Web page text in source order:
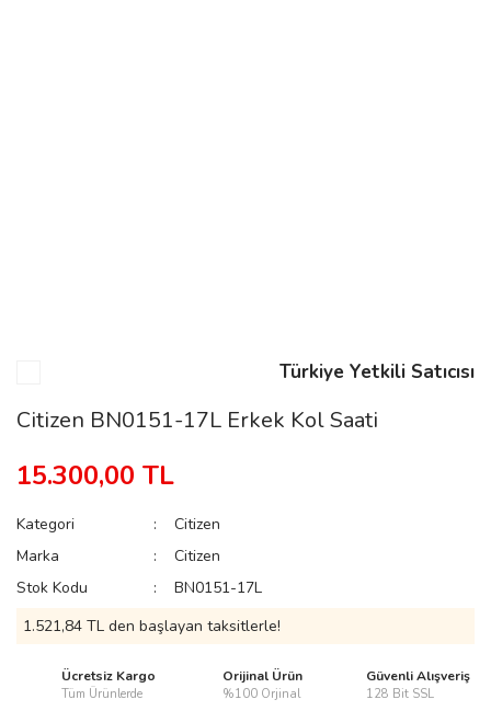
Türkiye Yetkili Satıcısı
Citizen BN0151-17L Erkek Kol Saati
15.300,00 TL
Kategori
Citizen
Marka
Citizen
Stok Kodu
BN0151-17L
1.521,84 TL den başlayan taksitlerle!
Ücretsiz Kargo
Tüm Ürünlerde
Orijinal Ürün
%100 Orjinal
Güvenli Alışveriş
128 Bit SSL